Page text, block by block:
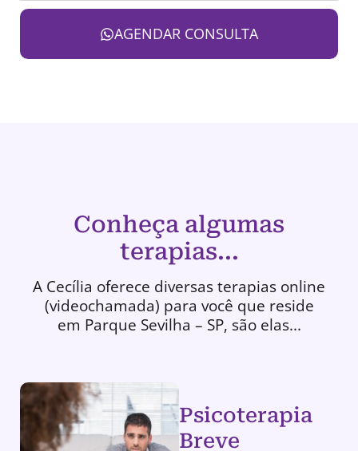
AGENDAR CONSULTA
Conheça algumas
terapias...
A Cecília oferece diversas terapias online
(videochamada) para você que reside
em Parque Sevilha – SP, são elas...
Psicoterapia
Breve